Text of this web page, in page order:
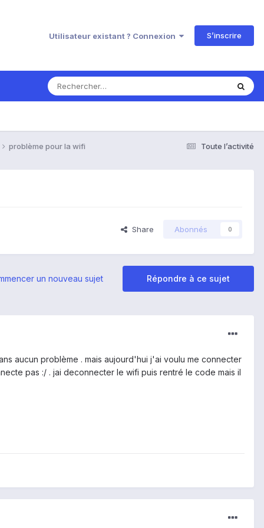
Utilisateur existant ? Connexion S’inscrire
Toute l’activité
problème pour la wifi
Share Abonnés 0
Répondre à ce sujet
un nouveau sujet
aucun problème . mais aujourd'hui j'ai voulu me connecter
pas :/ . jai deconnecter le wifi puis rentré le code mais il